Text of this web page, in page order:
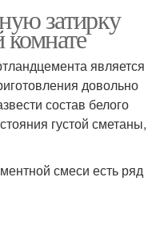
затирку
является
довольно
состав белого
густой сметаны,
смеси есть ряд